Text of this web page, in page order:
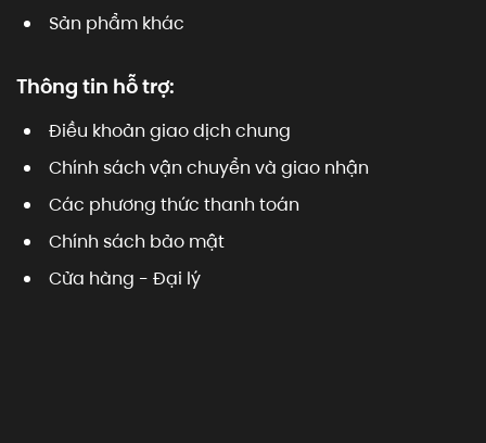
Sản phẩm khác
Thông tin hỗ trợ:
Điều khoản giao dịch chung
Chính sách vận chuyển và giao nhận
Các phương thức thanh toán
Chính sách bảo mật
Cửa hàng - Đại lý